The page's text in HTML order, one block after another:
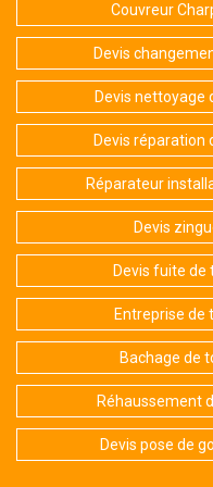
Couvreur
Devis
Devis nettoyage
Devis réparation
Réparateur
Devis
Devis fuite de
Entreprise de
Bachage de
Réhaussement
Devis pose de